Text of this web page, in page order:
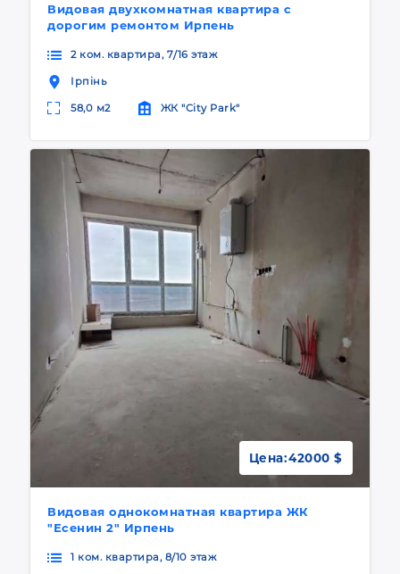
Видовая двухкомнатная квартира с
дорогим ремонтом Ирпень
2 ком. квартира, 7/16 этаж
Ірпінь
58,0 м2 ЖК "City Park"
Видовая однокомнатная квартира ЖК
"Есенин 2" Ирпень
Цена:42000 $
1 ком. квартира, 8/10 этаж